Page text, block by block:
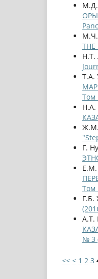
М.Д.
М.Ч.
THE
Н.Т.
Том
Н.А.
Ж.М.
Г.
Е.М.
Том
Г.Б.
А.Т.
№ 3
<< < 1 2 3